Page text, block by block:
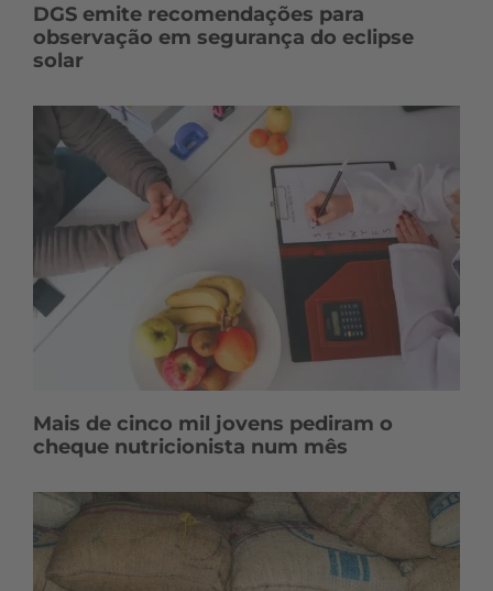
DGS emite recomendações para
observação em segurança do eclipse
solar
Mais de cinco mil jovens pediram o
cheque nutricionista num mês